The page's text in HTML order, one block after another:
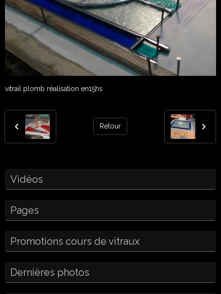
vitrail plomb réalisation en15hs
Retour
Vidéos
Pages
Promotions cours de vitraux
Dernières photos